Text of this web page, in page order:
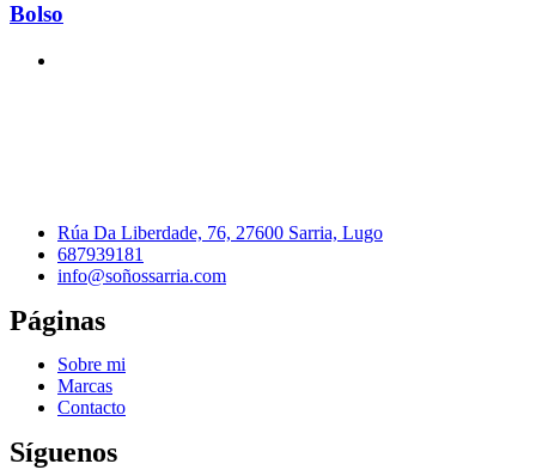
Bolso
Rúa Da Liberdade, 76, 27600 Sarria, Lugo
687939181
info@soñossarria.com
Páginas
Sobre mi
Marcas
Contacto
Síguenos